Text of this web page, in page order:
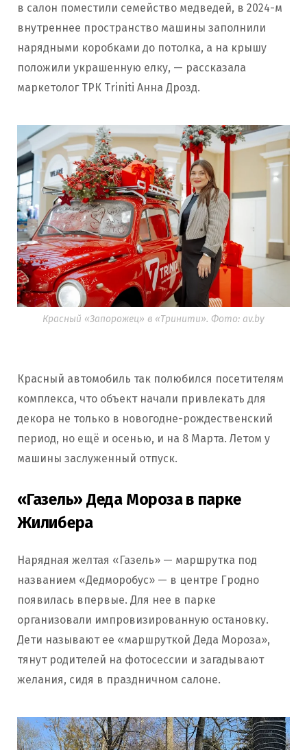
в салон поместили семейство медведей, в 2024-м
внутреннее пространство машины заполнили
нарядными коробками до потолка, а на крышу
положили украшенную елку, — рассказала
маркетолог ТРК Triniti Анна Дрозд.
Красный «Запорожец» в «Тринити». Фото: av.by
Красный автомобиль так полюбился посетителям
комплекса, что объект начали привлекать для
декора не только в новогодне-рождественский
период, но ещё и осенью, и на 8 Марта. Летом у
машины заслуженный отпуск.
«Газель» Деда Мороза в парке
Жилибера
Нарядная желтая «Газель» — маршрутка под
названием «Дедморобус» — в центре Гродно
появилась впервые. Для нее в парке
организовали импровизированную остановку.
Дети называют ее «маршруткой Деда Мороза»,
тянут родителей на фотосессии и загадывают
желания, сидя в праздничном салоне.